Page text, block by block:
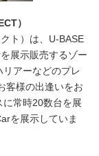
）
ト）は、U-BASE
展示販売するゾー
リアーなどのプレ
客様の出逢いをお
常時20数台を展
を展示していま